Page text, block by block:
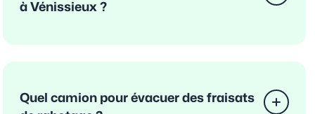
à Vénissieux ?
Quel camion pour évacuer des fraisats